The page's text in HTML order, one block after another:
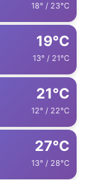
18° / 23°C
19°C
13° / 21°C
21°C
12° / 22°C
27°C
13° / 28°C